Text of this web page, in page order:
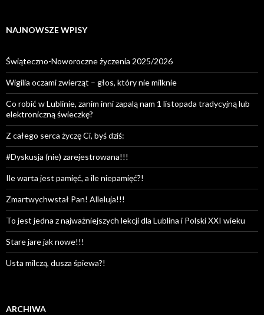
NAJNOWSZE WPISY
Świąteczno-Noworoczne życzenia 2025/2026
Wigilia oczami zwierząt – głos, który nie milknie
Co robić w Lublinie, zanim inni zapalą nam 1 listopada tradycyjną lub
elektroniczną świeczkę?
Z całego serca życzę Ci, byś dziś:
#Dyskusja (nie) zarejestrowana!!!
Ile warta jest pamięć, a ile niepamięć?!
Zmartwychwstał Pan! Alleluja!!!
To jest jedna z najważniejszych lekcji dla Lublina i Polski XXI wieku
Stare jare jak nowe!!!
Usta milczą, dusza śpiewa?!
ARCHIWA